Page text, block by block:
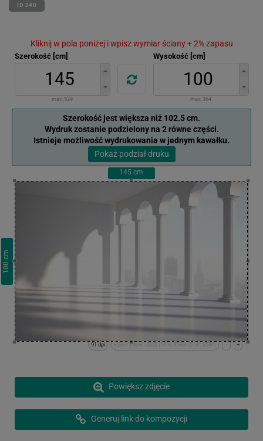
ID 240
Kliknij w pola poniżej i wpisz wymiar ściany + 2% zapasu
Szerokość [cm]
max: 529
Wysokość [cm]
max: 364
Szerokość jest większa niż 102.5 cm.
Wydruk zostanie podzielony na 2 równe części.
Istnieje możliwość wydrukowania w jednym kawałku.
Pokaż podział druku
145 cm
100
cm
+
-
x:0cm y:0cm | (0,0) (5191,3580) (5191,3580)
91 dpi
Powiększ zdjęcie
Generuj link do kompozycji